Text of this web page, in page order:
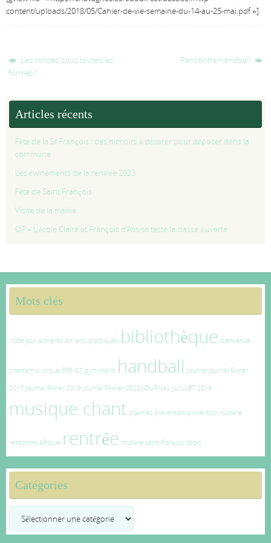
content/uploads/2018/05/Cahier-de-vie-semaine-du-14-au-25-mai.pdf »]
Les solides sous toutes les
formes !
Rencontre handball
Articles récents
Fête de la St François : des nichoirs à décorer pour déposer dans la
commune
Les événements de la rentrée 2023
Fête de Saint François
Visite de la mairie
OF – L’école Claire et François d’Assise teste la classe ouverte
Mots clés
100e jour aliments art arts plastiques bibliothèque bienvenue
chantemai cirque EPS GS gym Hand handball Journal Journal février
2017 Journal février 2019 Journal Février 2020 JOURNAL JUILLET 2019
musique chant poèmes prévention prévention routière
rencontre Afrique rentrée routière saint-françois sport
Catégories